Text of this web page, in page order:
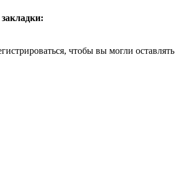
чтобы вы могли